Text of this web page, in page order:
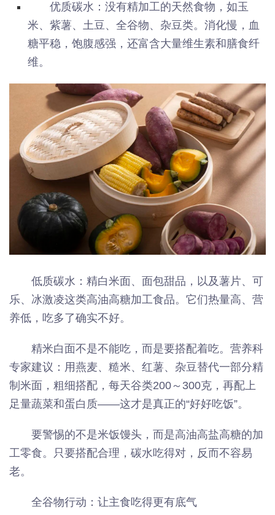
优质碳水：没有精加工的天然食物，如玉
米、紫薯、土豆、全谷物、杂豆类。消化慢，血
糖平稳，饱腹感强，还富含大量维生素和膳食纤
维。
低质碳水：精白米面、面包甜品，以及薯片、可
乐、冰激凌这类高油高糖加工食品。它们热量高、营
养低，吃多了确实不好。
精米白面不是不能吃，而是要搭配着吃。营养科
专家建议：用燕麦、糙米、红薯、杂豆替代一部分精
制米面，粗细搭配，每天谷类200～300克，再配上
足量蔬菜和蛋白质——这才是真正的“好好吃饭”。
要警惕的不是米饭馒头，而是高油高盐高糖的加
工零食。只要搭配合理，碳水吃得对，反而不容易
老。
全谷物行动：让主食吃得更有底气